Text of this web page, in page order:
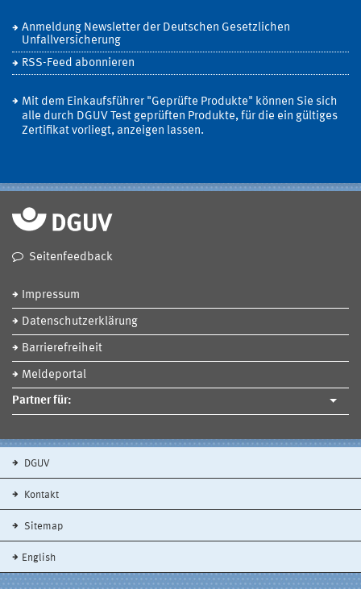
Anmeldung Newsletter der Deutschen Gesetzlichen
Unfallversicherung
RSS-Feed abonnieren
Mit dem Einkaufsführer "Geprüfte Produkte" können Sie sich
alle durch DGUV Test geprüften Produkte, für die ein gültiges
Zertifikat vorliegt, anzeigen lassen.
Seitenfeedback
Impressum
Datenschutzerklärung
Barrierefreiheit
Meldeportal
Partner für:
DGUV
Kontakt
Sitemap
English